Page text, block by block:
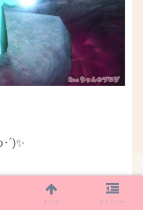
´)✨
いので、深く考えない
トップ サイドバー